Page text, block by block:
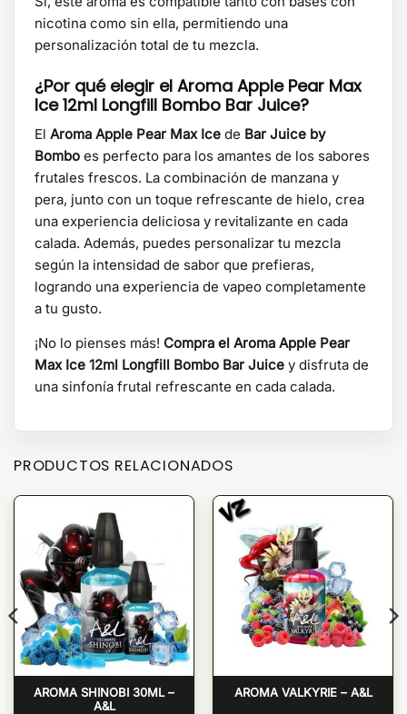
nicotina como sin ella, permitiendo una
personalización total de tu mezcla.
¿Por qué elegir el Aroma Apple Pear Max
Ice 12ml Longfill Bombo Bar Juice?
El Aroma Apple Pear Max Ice de Bar Juice by
Bombo es perfecto para los amantes de los sabores
frutales frescos. La combinación de manzana y
pera, junto con un toque refrescante de hielo, crea
una experiencia deliciosa y revitalizante en cada
calada. Además, puedes personalizar tu mezcla
según la intensidad de sabor que prefieras,
logrando una experiencia de vapeo completamente
a tu gusto.
¡No lo pienses más! Compra el Aroma Apple Pear
Max Ice 12ml Longfill Bombo Bar Juice y disfruta de
una sinfonía frutal refrescante en cada calada.
PRODUCTOS RELACIONADOS
AROMA SHINOBI 30ML –
A&L
AROMA VALKYRIE – A&L